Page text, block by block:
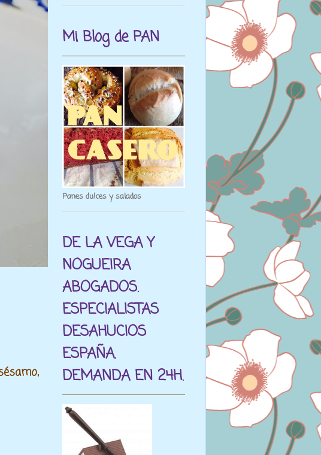
Mi Blog de PAN
Panes dulces y salados
DE LA VEGA Y
NOGUEIRA
ABOGADOS.
ESPECIALISTAS
DESAHUCIOS
ESPAÑA.
DEMANDA EN 24H.